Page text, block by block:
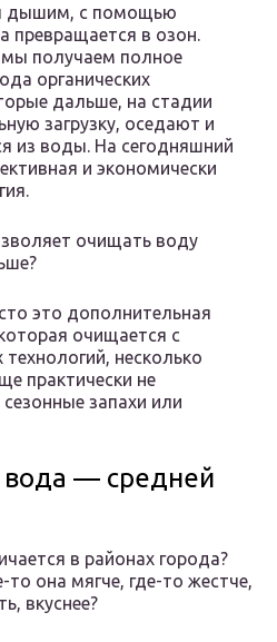
дышим, с помощью
превращается в озон.
получаем полное
органических
дальше, на стадии
загрузку, оседают и
из воды. На сегодняшний
и экономически
очищать воду
это дополнительная
очищается с
несколько
практически не
запахи или
вода — средней
в районах города?
она мягче, где-то жестче,
вкуснее?